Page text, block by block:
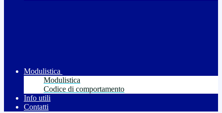
Modulistica
Modulistica
Codice di comportamento
Info utili
Contatti